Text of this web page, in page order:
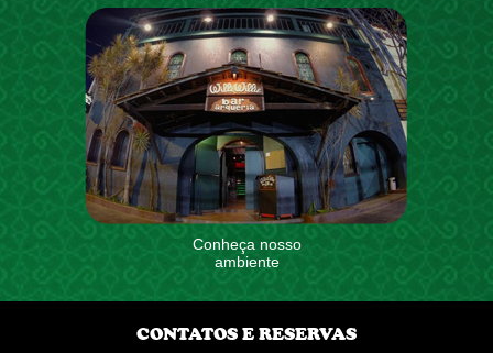
Conheça nosso
ambiente
CONTATOS E RESERVAS